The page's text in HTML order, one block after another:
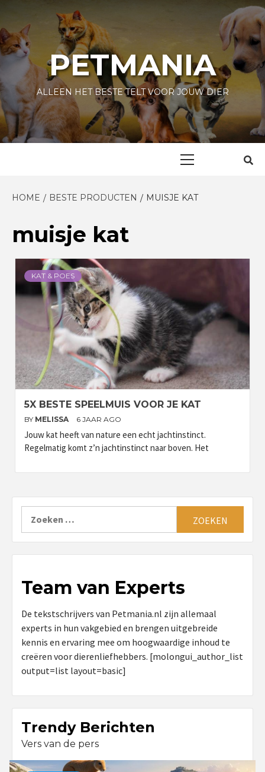
content
PETMANIA
ALLEEN HET BESTE TELT VOOR JOUW DIER
HOME BESTE PRODUCTEN MUISJE KAT
muisje kat
KAT & POES
5X BESTE SPEELMUIS VOOR JE KAT
BY MELISSA 6 JAAR AGO
Jouw kat heeft van nature een echt jachtinstinct.
Regelmatig komt z’n jachtinstinct naar boven. Het
Team van Experts
De tekstschrijvers van Petmania.nl zijn allemaal
experts in hun vakgebied en brengen uitgebreide
kennis en ervaring mee om hoogwaardige inhoud te
creëren voor dierenliefhebbers. [molongui_author_list
output=list layout=basic]
Trendy Berichten
Vers van de pers